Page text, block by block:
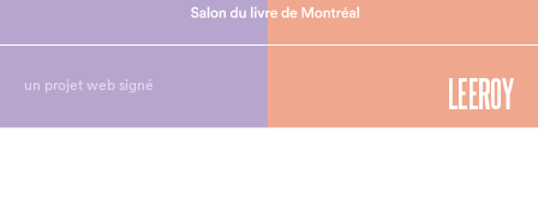
un projet web signé